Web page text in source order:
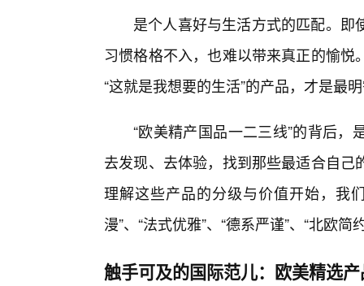
是个人喜好与生活方式的匹配。
习惯格格不入，也难以带来真正的愉
“这就是我想要的生活”的产品，才是最
“欧美精产国品一二三线”的背后
去发现、去体验，找到那些最适合自
理解这些产品的分级与价值开始，我
漫”、“法式优雅”、“德系严谨”、“北欧
触手可及的国际范儿：欧美精选